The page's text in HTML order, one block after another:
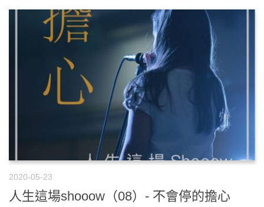
2020-05-23
人生這場shooow（08）- 不會停的擔心